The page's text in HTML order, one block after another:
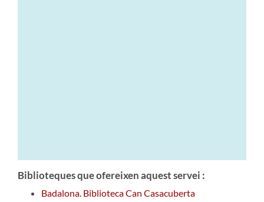
Biblioteques que ofereixen aquest servei :
Badalona. Biblioteca Can Casacuberta